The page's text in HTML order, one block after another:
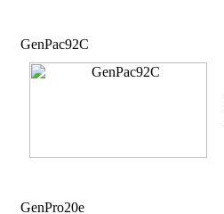
GenPac92C
GenPro20e